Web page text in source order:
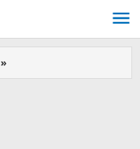
»
DPRD